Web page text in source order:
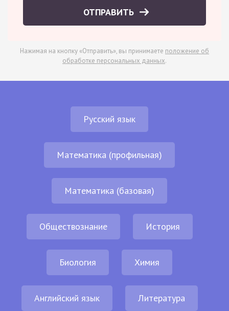
ОТПРАВИТЬ
Нажимая на кнопку «Отправить», вы принимаете положение об
обработке персональных данных.
Русский язык
Математика (профильная)
Математика (базовая)
Обществознание История
Биология Химия
Английский язык Литература